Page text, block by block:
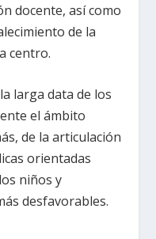
docente, así como
de la
centro.
larga data de los
el ámbito
de la articulación
orientadas
niños y
desfavorables.